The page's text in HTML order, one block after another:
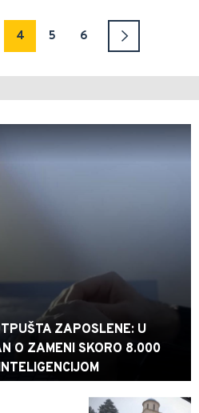
4 5 6
ZAPOSLENE: U
O ZAMENI SKORO 8.000